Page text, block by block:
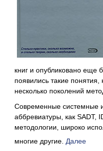
книг и опубликовано еще
появились такие
несколько поколений
Современные системные
аббревиатуры, как SADT,
методологии, широко
многие другие. Далее